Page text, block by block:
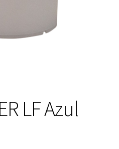
LF Azul